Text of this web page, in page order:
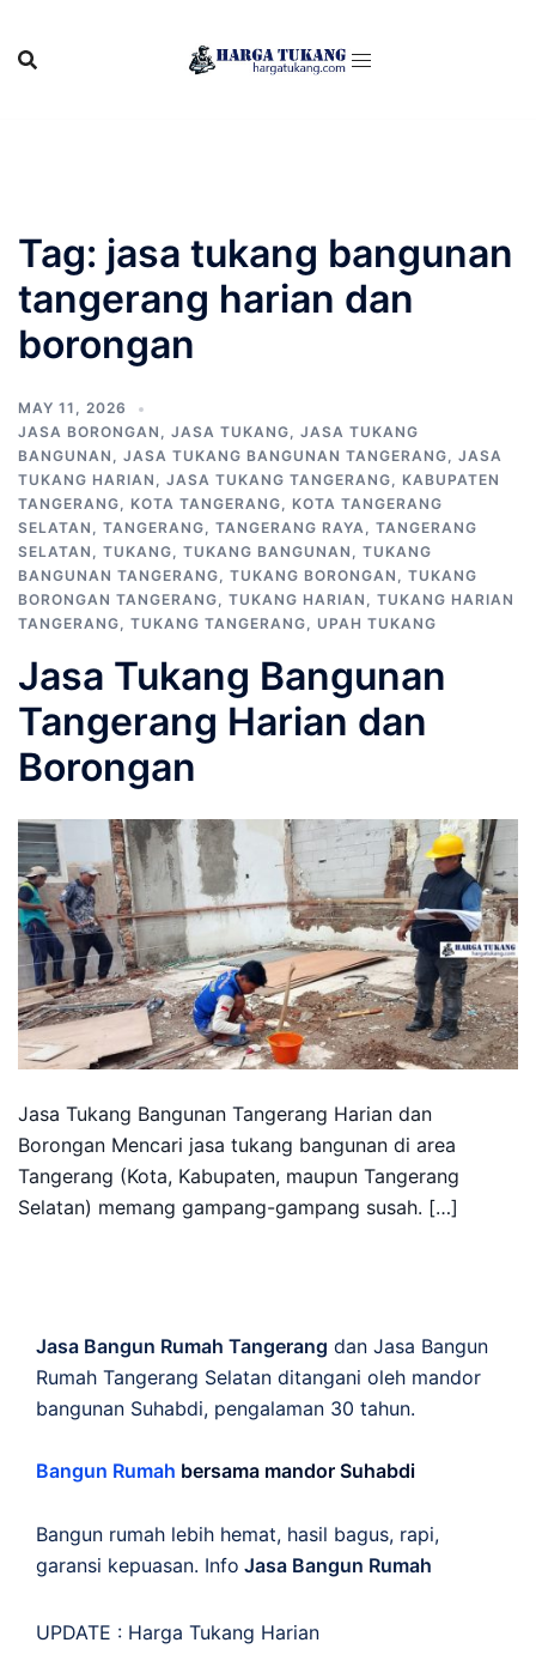
content
Tag: jasa tukang bangunan
tangerang harian dan
borongan
MAY 11, 2026
JASA BORONGAN , JASA TUKANG, JASA TUKANG
BANGUNAN , JASA TUKANG BANGUNAN TANGERANG, JASA
TUKANG HARIAN , JASA TUKANG TANGERANG, KABUPATEN
TANGERANG, KOTA TANGERANG, KOTA TANGERANG
SELATAN , TANGERANG, TANGERANG RAYA, TANGERANG
SELATAN , TUKANG, TUKANG BANGUNAN , TUKANG
BANGUNAN TANGERANG, TUKANG BORONGAN , TUKANG
BORONGAN TANGERANG, TUKANG HARIAN , TUKANG HARIAN
TANGERANG, TUKANG TANGERANG, UPAH TUKANG
Jasa Tukang Bangunan
Tangerang Harian dan
Borongan
Jasa Tukang Bangunan Tangerang Harian dan
Borongan Mencari jasa tukang bangunan di area
Tangerang (Kota, Kabupaten, maupun Tangerang
Selatan) memang gampang-gampang susah. […]
Jasa Bangun Rumah Tangerang dan Jasa Bangun
Rumah Tangerang Selatan ditangani oleh mandor
bangunan Suhabdi, pengalaman 30 tahun.
Bangun Rumah bersama mandor Suhabdi
Bangun rumah lebih hemat, hasil bagus, rapi,
garansi kepuasan. Info Jasa Bangun Rumah
UPDATE : Harga Tukang Harian